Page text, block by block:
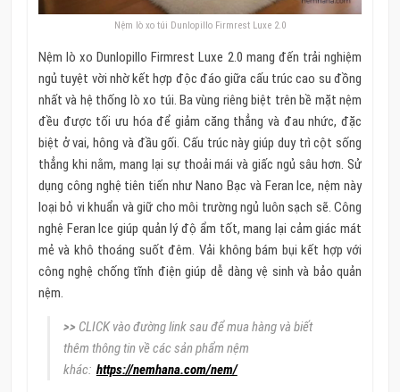
Nệm lò xo túi Dunlopillo Firmrest Luxe 2.0
Nệm lò xo Dunlopillo Firmrest Luxe 2.0 mang đến trải nghiệm
ngủ tuyệt vời nhờ kết hợp độc đáo giữa cấu trúc cao su đồng
nhất và hệ thống lò xo túi. Ba vùng riêng biệt trên bề mặt nệm
đều được tối ưu hóa để giảm căng thẳng và đau nhức, đặc
biệt ở vai, hông và đầu gối. Cấu trúc này giúp duy trì cột sống
thẳng khi nằm, mang lại sự thoải mái và giấc ngủ sâu hơn. Sử
dụng công nghệ tiên tiến như Nano Bạc và Feran Ice, nệm này
loại bỏ vi khuẩn và giữ cho môi trường ngủ luôn sạch sẽ. Công
nghệ Feran Ice giúp quản lý độ ẩm tốt, mang lại cảm giác mát
mẻ và khô thoáng suốt đêm. Vải không bám bụi kết hợp với
công nghệ chống tĩnh điện giúp dễ dàng vệ sinh và bảo quản
nệm.
>> CLICK vào đường link sau để mua hàng và biết
thêm thông tin về các sản phẩm nệm
khác: https://nemhana.com/nem/